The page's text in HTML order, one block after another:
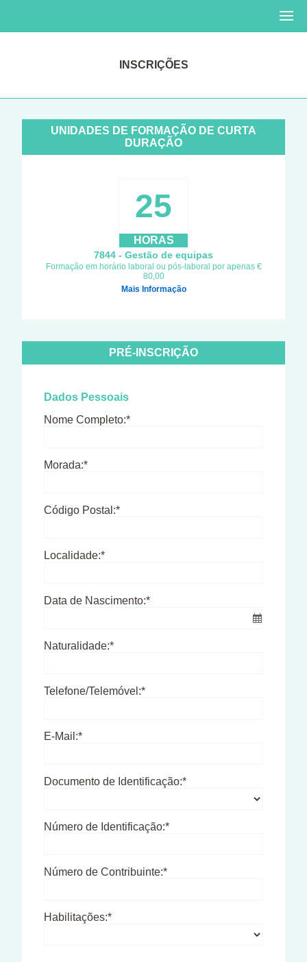
INSCRIÇÕES
UNIDADES DE FORMAÇÃO DE CURTA
DURAÇÃO
25
HORAS
7844 - Gestão de equipas
Formação em horário laboral ou pós-laboral por apenas €
80,00
Mais Informação
PRÉ-INSCRIÇÃO
Dados Pessoais
Nome Completo:*
Morada:*
Código Postal:*
Localidade:*
Data de Nascimento:*
Naturalidade:*
Telefone/Telemóvel:*
E-Mail:*
Documento de Identificação:*
Número de Identificação:*
Número de Contribuinte:*
Habilitações:*